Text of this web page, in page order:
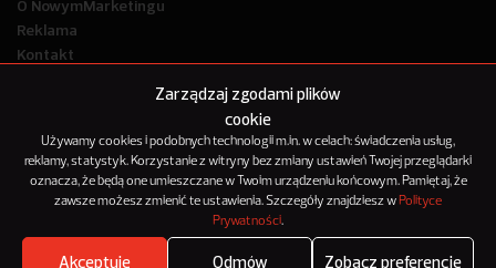
Zarządzaj zgodami plików
cookie
Używamy cookies i podobnych technologii m.in. w celach: świadczenia usług,
reklamy, statystyk. Korzystanie z witryny bez zmiany ustawień Twojej przeglądarki
oznacza, że będą one umieszczane w Twoim urządzeniu końcowym. Pamiętaj, że
zawsze możesz zmienić te ustawienia. Szczegóły znajdziesz w Polityce
Prywatności.
Akceptuję Odmów Zobacz preferencje
O NowymMarketingu
Reklama
Kontakt
© 2012-2025
NowyMarketing jest marką 143Media Sp. z o.o.